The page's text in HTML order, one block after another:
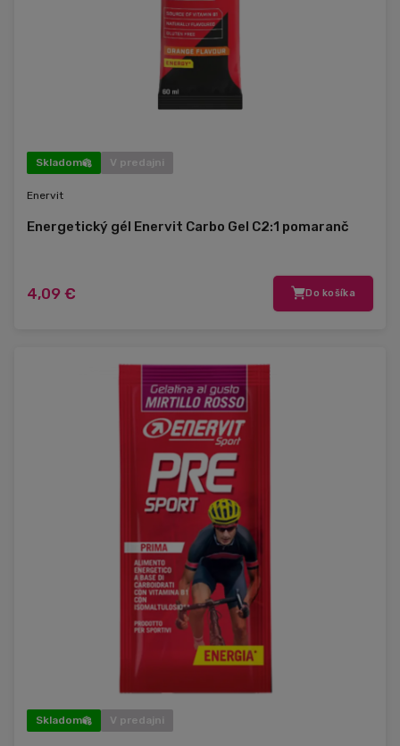
Skladom V predajni
Enervit
Energetický gél Enervit Carbo Gel C2:1 pomaranč
4,09 € Do košíka
Skladom V predajni